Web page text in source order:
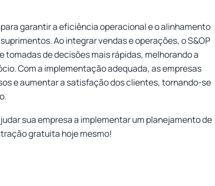
garantir a eficiência operacional e o alinhamento
Ao integrar vendas e operações, o S&OP
tomadas de decisões mais rápidas, melhorando a
Com a implementação adequada, as empresas
e aumentar a satisfação dos clientes, tornando-se
sua empresa a implementar um planejamento de
gratuita hoje mesmo!